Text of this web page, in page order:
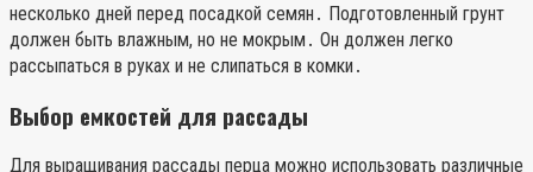
несколько дней перед посадкой семян․ Подготовленный грунт
должен быть влажным, но не мокрым․ Он должен легко
рассыпаться в руках и не слипаться в комки․
Выбор емкостей для рассады
Для выращивания рассады перца можно использовать различные